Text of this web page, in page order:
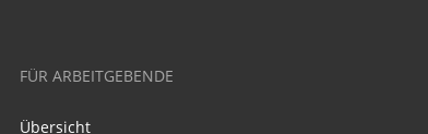
FÜR ARBEITGEBENDE
Übersicht